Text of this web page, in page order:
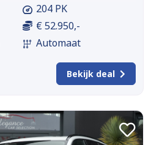
204 PK
€ 52.950,-
Automaat
Bekijk deal